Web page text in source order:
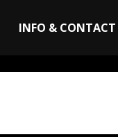
INFO & CONTACT